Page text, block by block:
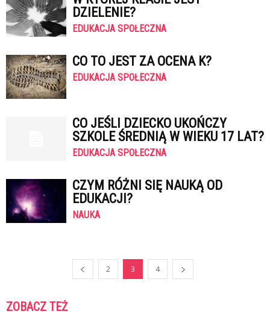
DZIELENIE?
EDUKACJA SPOŁECZNA
CO TO JEST ZA OCENA K?
EDUKACJA SPOŁECZNA
CO JEŚLI DZIECKO UKOŃCZY
SZKOLE ŚREDNIĄ W WIEKU 17 LAT?
EDUKACJA SPOŁECZNA
CZYM RÓŻNI SIĘ NAUKĄ OD
EDUKACJI?
NAUKA
2 3 4
ZOBACZ TEŻ